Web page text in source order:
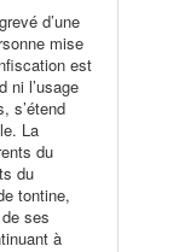
d’une
mise
est
ni l’usage
s’étend
La
du
du
tontine,
ses
à